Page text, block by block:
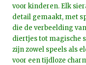
voor kinderen. Elk
detail gemaakt, met
die de verbeelding
diertjes tot magische
zijn zowel speels als
voor een tijdloze